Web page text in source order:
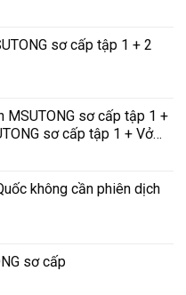
sơ cấp tập 1 + 2
MSUTONG sơ cấp tập 1 +
sơ cấp tập 1 + Vở
MSUTONG tập 1
không cần phiên dịch
sơ cấp